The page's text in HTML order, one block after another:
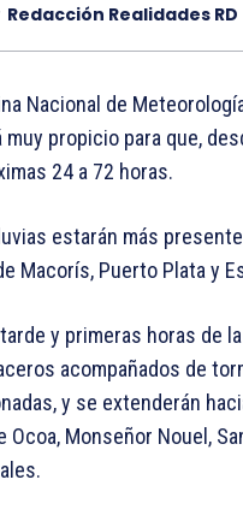
Redacción Realidades RD
Nacional de
muy propicio para que,
24 a 72 horas.
estarán más
Macorís, Puerto Plata y
tarde y primeras horas de
acompañados de
y se extenderán
Ocoa, Monseñor Nouel,